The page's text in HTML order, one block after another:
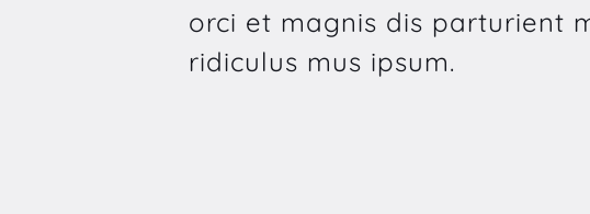
orci et magnis dis parturient
ridiculus mus ipsum.